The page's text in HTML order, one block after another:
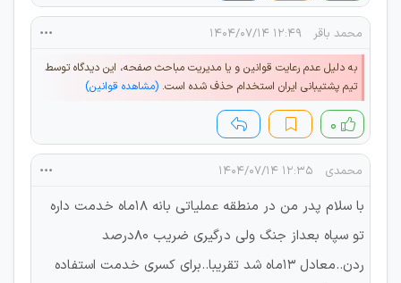
محمد باقر ۱۲:۴۹ ۱۴۰۴/۰۷/۱۴
به دلیل عدم رعایت قوانین و یا مدیریت مباحث صفحه، این دیدگاه توسط
تیم پشتیبانی ایران استخدام حذف شده است. (مشاهده قوانین)
۰
محمدی ۱۲:۳۵ ۱۴۰۴/۰۷/۱۴
با سلام پدر من در منطقه عملیاتی بانه ۱۸ماه خدمت داره
تو سپاه بعداز جنگ ولی درگیری ضریب ۸۰درصد
ردن..معادل ۱۳ماه شد تقریبا..برای کسری خدمت استفاده